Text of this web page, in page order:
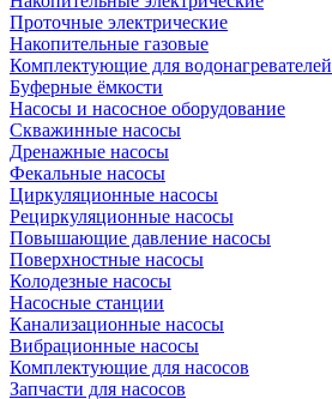
Проточные электрические
Накопительные газовые
Комплектующие для водонагревателей
Буферные ёмкости
Насосы и насосное оборудование
Скважинные насосы
Дренажные насосы
Фекальные насосы
Циркуляционные насосы
Рециркуляционные насосы
Повышающие давление насосы
Поверхностные насосы
Колодезные насосы
Насосные станции
Канализационные насосы
Вибрационные насосы
Комплектующие для насосов
Запчасти для насосов